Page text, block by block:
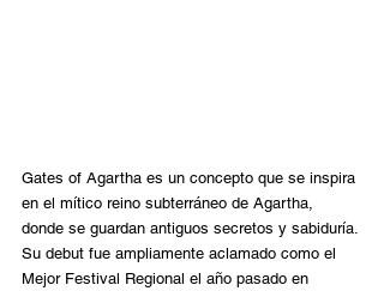
Gates of Agartha es un concepto que se inspira
en el mítico reino subterráneo de Agartha,
donde se guardan antiguos secretos y sabiduría.
Su debut fue ampliamente aclamado como el
Mejor Festival Regional el año pasado en